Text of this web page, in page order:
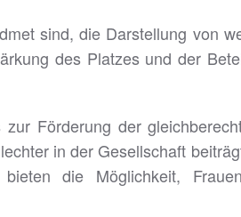
sind, die Darstellung von
des Platzes und der
Förderung der
in der Gesellschaft
die Möglichkeit,